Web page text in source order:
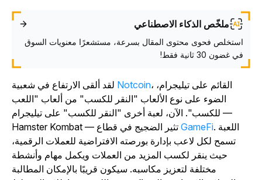
ملخّص الذكاء الاصطناعي
استخلص فحوى محتوى المقال بسرعة، مستشعرًا معنويات السوق
في غضون 30 ثانية فقط!
لقد ألقى الارتفاع في شعبيةNotcoin، القائم على تيليجرام،
الضوء على نوع الألعاب "النقر للكسب" من ألعاب "اللعب
Hamster Kombat
— تثير الضجيج في قطاعGameFi. اللعبة
تسمح لكل لاعب بإدارة بورصته الافتراضية للعملات الرقمية،
حيث ينقر لكسب المزيد من العملات ويكمل مهام وأنشطة
مختلفة لتعزيز مكاسبه. سيكون قريبًا بالإمكان المطالبة